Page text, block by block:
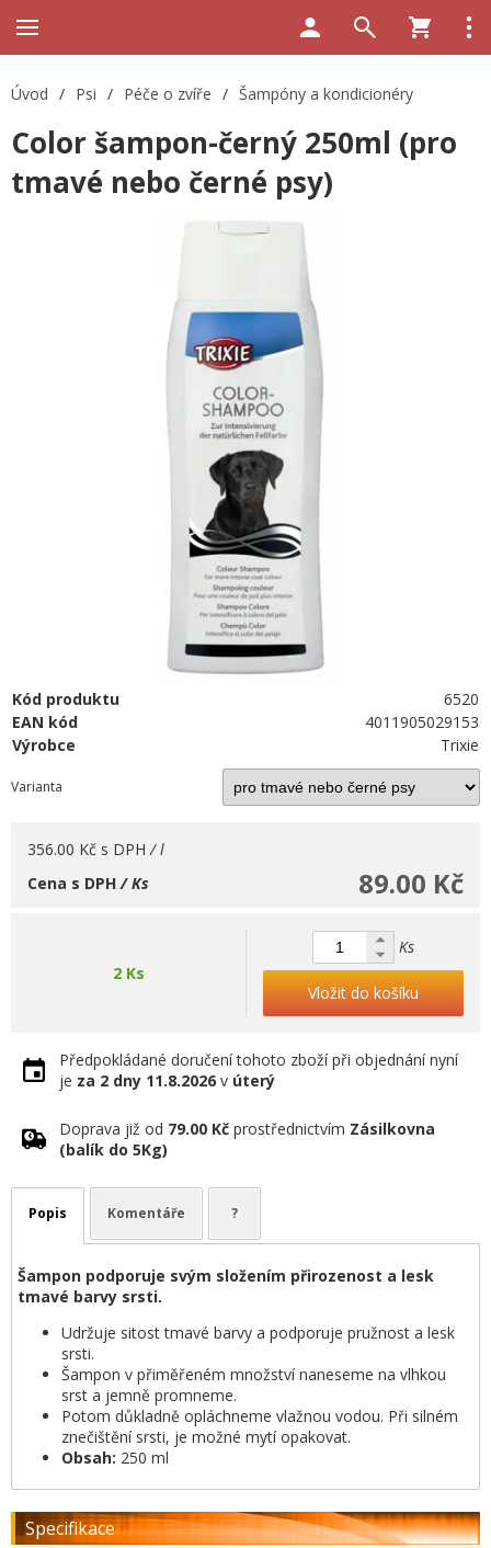
Úvod / Psi / Péče o zvíře / Šampóny a kondicionéry
Color šampon-černý 250ml (pro
tmavé nebo černé psy)
Kód produktu
6520
EAN kód
4011905029153
Výrobce
Trixie
Varianta
356.00 Kč s DPH / l
89.00 Kč
Cena s DPH/ Ks
2 Ks
Ks
Vložit do košíku
Předpokládané doručení tohoto zboží při objednání nyní
je za 2 dny 11.8.2026 v úterý
Doprava již od 79.00 Kč prostřednictvím Zásilkovna
(balík do 5Kg)
Popis Komentáře ?
Šampon podporuje svým složením přirozenost a lesk
tmavé barvy srsti.
Udržuje sitost tmavé barvy a podporuje pružnost a lesk
srsti.
Šampon v přiměřeném množství naneseme na vlhkou
srst a jemně promneme.
Potom důkladně opláchneme vlažnou vodou. Při silném
znečištění srsti, je možné mytí opakovat.
Obsah: 250 ml
Specifikace